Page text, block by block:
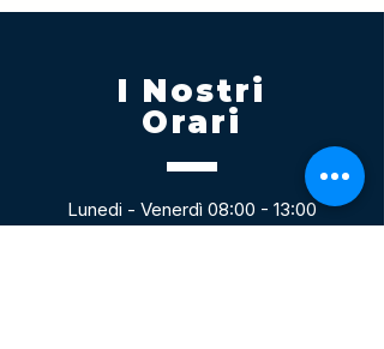
I Nostri
Orari
Lunedi - Venerdì 08:00 - 13:00